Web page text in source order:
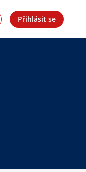
Přihlásit se